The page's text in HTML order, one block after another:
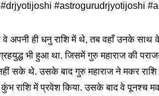
#astrogurudrjyotijoshi
अपनी ही धनु राशि में थे, तब वहाँ उनके
भी हुआ था. जिसमें गुरु महाराज की
सके थे. उसके बाद गुरु महाराज ने मकर राशि
कुंभ राशि में प्रवेश किया. उसके बाद वे पूनश्च